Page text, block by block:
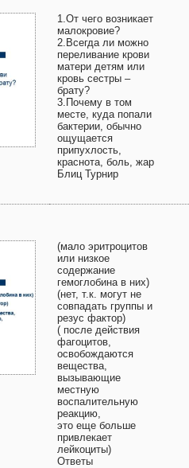
1.От чего возникает
малокровие?
2.Всегда ли можно
переливание крови
матери детям или
кровь сестры –
брату?
3.Почему в том
месте, куда попали
бактерии, обычно
ощущается
припухлость,
краснота, боль, жар
Блиц Турнир
(мало эритроцитов
или низкое
содержание
гемоглобина в них)
(нет, т.к. могут не
совпадать группы и
резус фактор)
( после действия
фагоцитов,
освобождаются
вещества,
вызывающие
местную
воспалительную
реакцию,
это еще больше
привлекает
лейкоциты)
Ответы